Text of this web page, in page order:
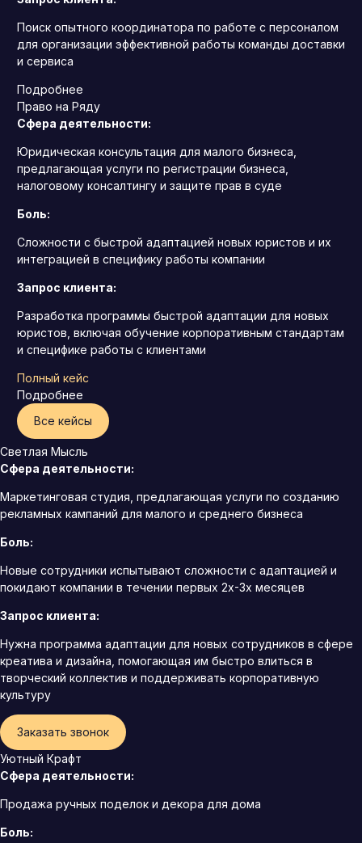
Поиск опытного координатора по работе с персоналом
для организации эффективной работы команды доставки
и сервиса
Подробнее
Право на Ряду
Сфера деятельности:
Юридическая консультация для малого бизнеса,
предлагающая услуги по регистрации бизнеса,
налоговому консалтингу и защите прав в суде
Боль:
Сложности с быстрой адаптацией новых юристов и их
интеграцией в специфику работы компании
Запрос клиента:
Разработка программы быстрой адаптации для новых
юристов, включая обучение корпоративным стандартам
и специфике работы с клиентами
Полный кейс
Подробнее
Все кейсы
Светлая Мысль
Сфера деятельности:
Маркетинговая студия, предлагающая услуги по созданию
рекламных кампаний для малого и среднего бизнеса
Боль:
Новые сотрудники испытывают сложности с адаптацией и
покидают компании в течении первых 2х-3х месяцев
Запрос клиента:
Нужна программа адаптации для новых сотрудников в сфере
креатива и дизайна, помогающая им быстро влиться в
творческий коллектив и поддерживать корпоративную
культуру
Заказать звонок
Уютный Крафт
Сфера деятельности:
Продажа ручных поделок и декора для дома
Боль: